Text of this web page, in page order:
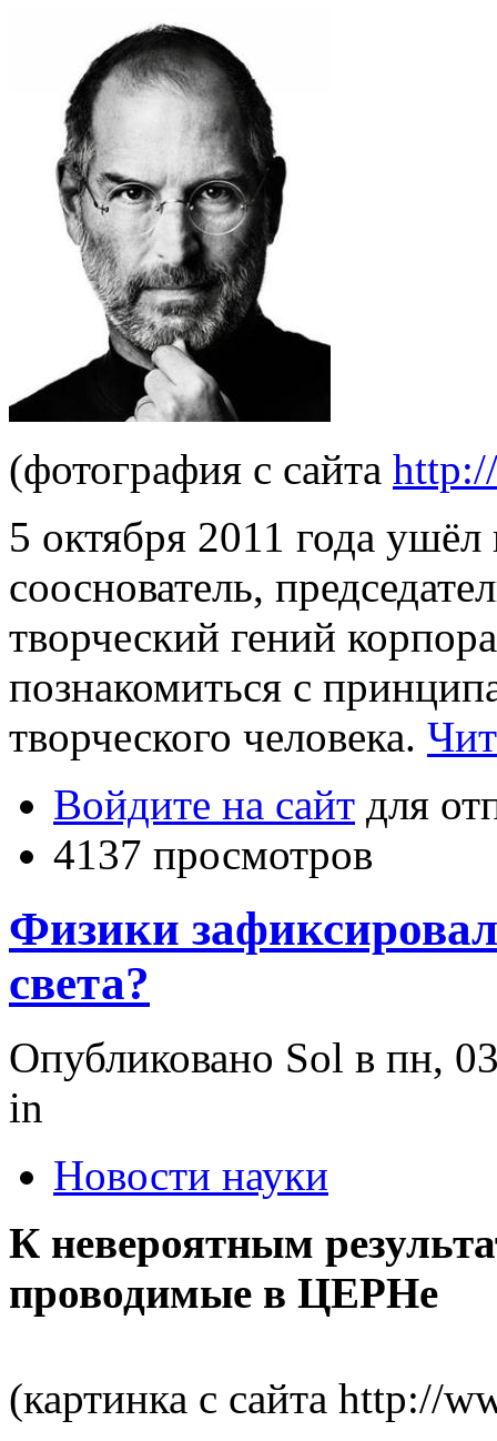
(фотография с сайта
5 октября 2011 года
сооснователь,
творческий гений
познакомиться с
творческого человека.
Войдите на сайт для
4137 просмотров
Физики
света?
Опубликовано Sol в пн,
in
Новости науки
К невероятным
проводимые в ЦЕРНе
(картинка с сайта http://